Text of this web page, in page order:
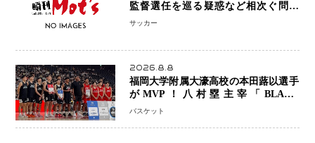
監督選任を巡る疑惑など相次ぐ問題
「組織の刷新」誓う
サッカー
2026.8.8
福岡大学附属大濠高校の本田蕗以選手
がMVP！八村塁主宰「BLACK
SAMURAI SUMMIT 2026」で存在
バスケット